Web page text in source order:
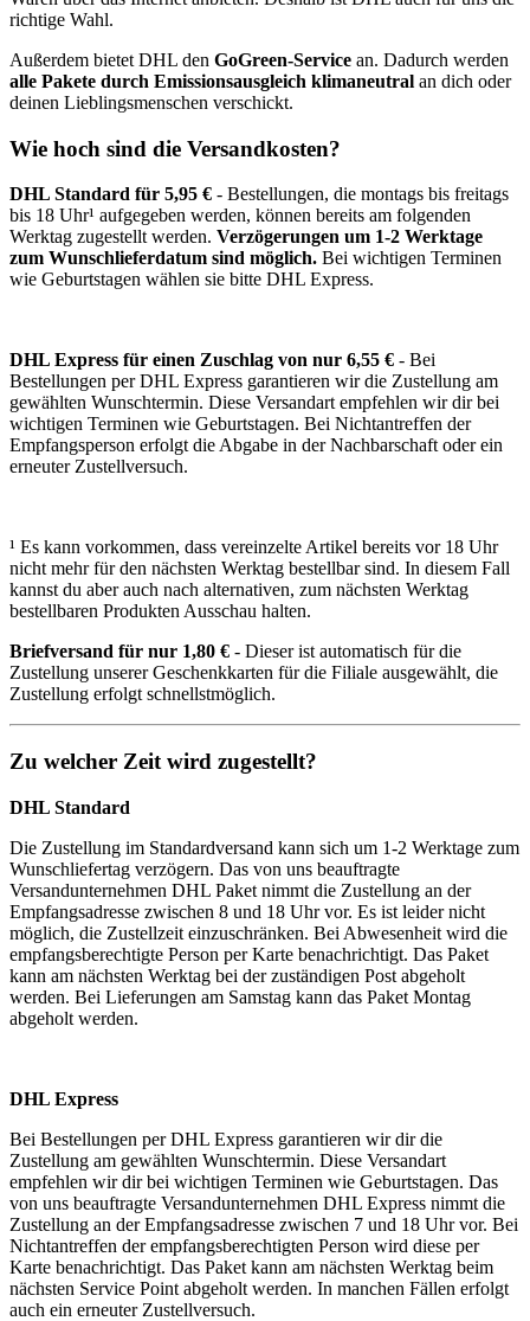
richtige Wahl.
Außerdem bietet DHL den GoGreen-Service an. Dadurch werden
alle Pakete durch Emissionsausgleich klimaneutral an dich oder
deinen Lieblingsmenschen verschickt.
Wie hoch sind die Versandkosten?
DHL Standard für 5,95 € - Bestellungen, die montags bis freitags
bis 18 Uhr¹ aufgegeben werden, können bereits am folgenden
Werktag zugestellt werden. Verzögerungen um 1-2 Werktage
zum Wunschlieferdatum sind möglich. Bei wichtigen Terminen
wie Geburtstagen wählen sie bitte DHL Express.
DHL Express für einen Zuschlag von nur 6,55 € - Bei
Bestellungen per DHL Express garantieren wir die Zustellung am
gewählten Wunschtermin. Diese Versandart empfehlen wir dir bei
wichtigen Terminen wie Geburtstagen. Bei Nichtantreffen der
Empfangsperson erfolgt die Abgabe in der Nachbarschaft oder ein
erneuter Zustellversuch.
¹ Es kann vorkommen, dass vereinzelte Artikel bereits vor 18 Uhr
nicht mehr für den nächsten Werktag bestellbar sind. In diesem Fall
kannst du aber auch nach alternativen, zum nächsten Werktag
bestellbaren Produkten Ausschau halten.
Briefversand für nur 1,80 € - Dieser ist automatisch für die
Zustellung unserer Geschenkkarten für die Filiale ausgewählt, die
Zustellung erfolgt schnellstmöglich.
Zu welcher Zeit wird zugestellt?
DHL Standard
Die Zustellung im Standardversand kann sich um 1-2 Werktage zum
Wunschliefertag verzögern. Das von uns beauftragte
Versandunternehmen DHL Paket nimmt die Zustellung an der
Empfangsadresse zwischen 8 und 18 Uhr vor. Es ist leider nicht
möglich, die Zustellzeit einzuschränken. Bei Abwesenheit wird die
empfangsberechtigte Person per Karte benachrichtigt. Das Paket
kann am nächsten Werktag bei der zuständigen Post abgeholt
werden. Bei Lieferungen am Samstag kann das Paket Montag
abgeholt werden.
DHL Express
Bei Bestellungen per DHL Express garantieren wir dir die
Zustellung am gewählten Wunschtermin. Diese Versandart
empfehlen wir dir bei wichtigen Terminen wie Geburtstagen. Das
von uns beauftragte Versandunternehmen DHL Express nimmt die
Zustellung an der Empfangsadresse zwischen 7 und 18 Uhr vor. Bei
Nichtantreffen der empfangsberechtigten Person wird diese per
Karte benachrichtigt. Das Paket kann am nächsten Werktag beim
nächsten Service Point abgeholt werden. In manchen Fällen erfolgt
auch ein erneuter Zustellversuch.